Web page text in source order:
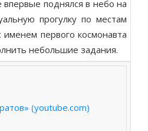
поднялся в небо на
прогулку по местам
первого космонавта
небольшие задания.
(youtube.com)